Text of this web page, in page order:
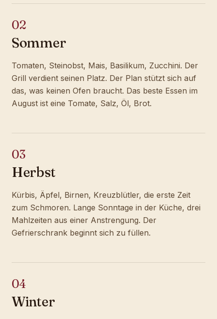
02
Sommer
Tomaten, Steinobst, Mais, Basilikum, Zucchini. Der
Grill verdient seinen Platz. Der Plan stützt sich auf
das, was keinen Ofen braucht. Das beste Essen im
August ist eine Tomate, Salz, Öl, Brot.
03
Herbst
Kürbis, Äpfel, Birnen, Kreuzblütler, die erste Zeit
zum Schmoren. Lange Sonntage in der Küche, drei
Mahlzeiten aus einer Anstrengung. Der
Gefrierschrank beginnt sich zu füllen.
04
Winter